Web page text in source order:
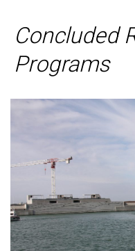
Concluded
Programs